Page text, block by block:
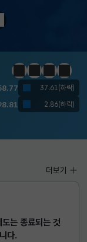
37.61(하락)
2.86(하락)
정지이전다음일일경
는 종료되는 것
다.
더보기